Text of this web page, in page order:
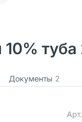
туба
Документы 2
Арт.